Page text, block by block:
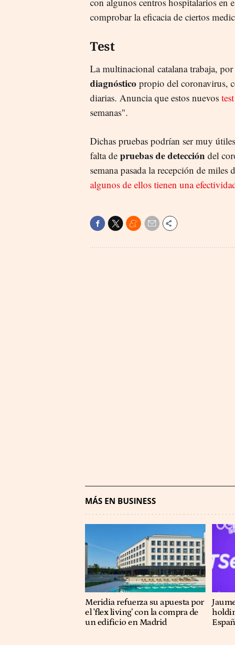
comprobar la eficacia de ciertos
Test
La multinacional catalana trabaja,
diagnóstico propio del coronavirus,
diarias. Anuncia que estos nuevos test
semanas".
Dichas pruebas podrían ser muy
falta de pruebas de detección del
semana pasada la recepción de miles
algunos de ellos tienen una
MÁS EN BUSINESS
Meridia refuerza su apuesta por
el 'flex living' con la compra de
un edificio en Madrid